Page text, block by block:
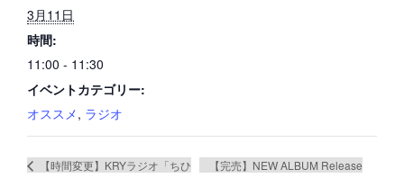
3月11日
時間:
11:00 - 11:30
イベントカテゴリー:
オススメ, ラジオ
【時間変更】KRYラジオ「ちひ 【完売】NEW ALBUM Release